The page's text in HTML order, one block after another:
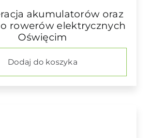
akumulatorów oraz
rowerów elektrycznych
Oświęcim
Dodaj do koszyka